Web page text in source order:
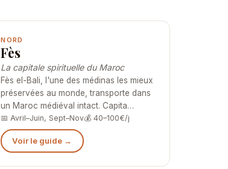
NORD
Fès
La capitale spirituelle du Maroc
Fès el-Bali, l'une des médinas les mieux
préservées au monde, transporte dans
un Maroc médiéval intact. Capita…
📅 Avril–Juin, Sept–Nov💰 40–100€/j
Voir le guide →